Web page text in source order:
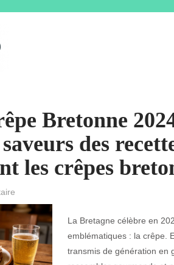
Bretonne
des
les crêpes
La Bretagne célèbre en
emblématiques : la crêpe.
transmis de génération en